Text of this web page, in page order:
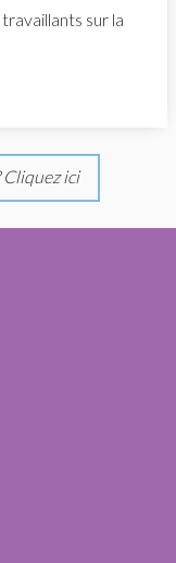
sur la
ici